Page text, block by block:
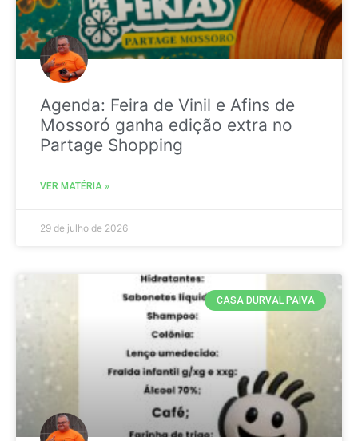
Agenda: Feira de Vinil e Afins de
Mossoró ganha edição extra no
Partage Shopping
VER MATÉRIA »
29 de julho de 2026
CASA DURVAL PAIVA